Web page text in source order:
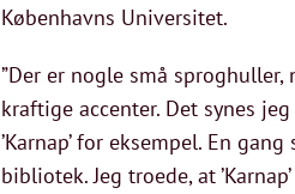
Københavns Universitet.
”Der er nogle små
kraftige accenter. Det synes
’Karnap’ for eksempel. En
bibliotek. Jeg troede, at